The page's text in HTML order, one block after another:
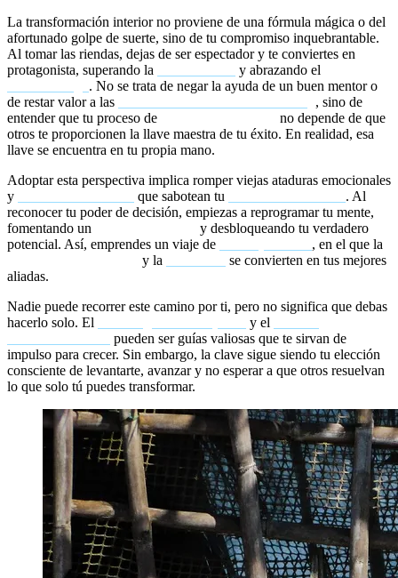
La transformación interior no proviene de una fórmula mágica o del
afortunado golpe de suerte, sino de tu compromiso inquebrantable.
Al tomar las riendas, dejas de ser espectador y te conviertes en
protagonista, superando la
y abrazando el
. No se trata de negar la ayuda de un buen mentor o
de restar valor a las
, sino de
entender que tu proceso de
no depende de que
otros te proporcionen la llave maestra de tu éxito. En realidad, esa
llave se encuentra en tu propia mano.
Adoptar esta perspectiva implica romper viejas ataduras emocionales
y
que sabotean tu
. Al
reconocer tu poder de decisión, empiezas a reprogramar tu mente,
fomentando un
y desbloqueando tu verdadero
potencial. Así, emprendes un viaje de
, en el que la
y la
se convierten en tus mejores
aliadas.
Nadie puede recorrer este camino por ti, pero no significa que debas
hacerlo solo. El
y el
pueden ser guías valiosas que te sirvan de
impulso para crecer. Sin embargo, la clave sigue siendo tu elección
consciente de levantarte, avanzar y no esperar a que otros resuelvan
lo que solo tú puedes transformar.